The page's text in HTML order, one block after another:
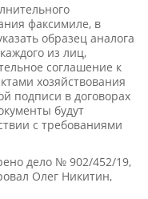
факсимиле, в
образец аналога
из лиц,
соглашение к
хозяйствования
подписи в договорах
будут
с требованиями
дело № 902/452/19,
Олег Никитин,